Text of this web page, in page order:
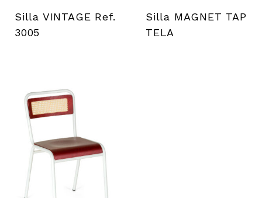
Silla VINTAGE Ref.
3005
Silla MAGNET TAP
TELA